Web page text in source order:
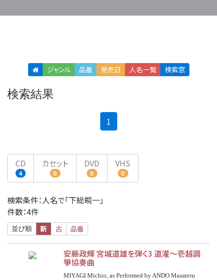
ジャンル 品番 発売日 人名一覧 検索窓
検索結果
1
CD
4
カセット
0
DVD
0
VHS
0
検索条件：人名で「下総皖一」
件数：4件
並び順 新 古 品番
安藤政輝 宮城道雄を弾く3 道灌〜壱越調
箏協奏曲
MIYAGI Michio, as Performed by ANDO Masateru